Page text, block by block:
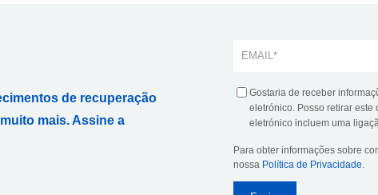
de recuperação
mais. Assine a
Gostaria de receber
eletrónico. Posso retirar este
eletrónico incluem uma
Para obter informações sobre
nossa Política de Privacidade.